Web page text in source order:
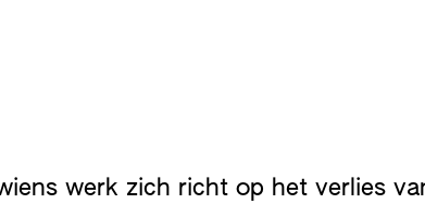
werk zich richt op het verlies